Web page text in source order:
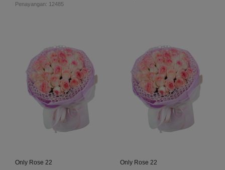
Penayangan: 12485
Only Rose 22 Only Rose 22